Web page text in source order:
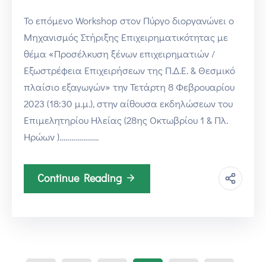
Το επόμενο Workshop στον Πύργο διοργανώνει ο
Μηχανισμός Στήριξης Επιχειρηματικότητας με
θέμα «Προσέλκυση ξένων επιχειρηματιών /
Εξωστρέφεια Επιχειρήσεων της Π.Δ.Ε. & Θεσμικό
πλαίσιο εξαγωγών» την Τετάρτη 8 Φεβρουαρίου
2023 (18:30 μ.μ.), στην αίθουσα εκδηλώσεων του
Επιμελητηρίου Ηλείας (28ης Οκτωβρίου 1 & Πλ.
Ηρώων )………………..
Continue Reading